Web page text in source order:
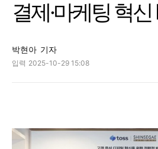
결제·마케팅 혁
박현아 기자
입력 2025-10-29 15:08